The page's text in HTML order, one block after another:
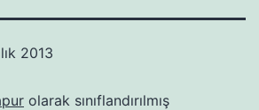
2013
olarak sınıflandırılmış